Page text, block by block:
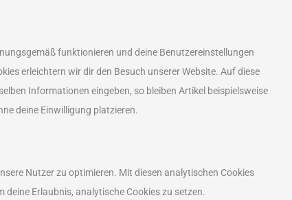
funktionieren und deine Benutzereinstellungen
erleichtern wir dir den Besuch unserer Website. Auf diese
Informationen eingeben, so bleiben Artikel beispielsweise
deine Einwilligung platzieren.
Nutzer zu optimieren. Mit diesen analytischen Cookies
Erlaubnis, analytische Cookies zu setzen.